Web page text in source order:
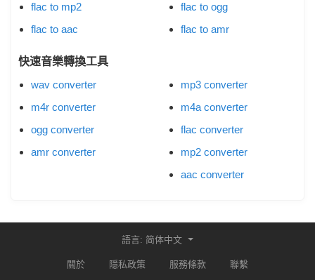
flac to mp2
flac to aac
flac to ogg
flac to amr
快速音樂轉換工具
wav converter
m4r converter
ogg converter
amr converter
mp3 converter
m4a converter
flac converter
mp2 converter
aac converter
語言: 简体中文
關於 隱私政策 服務條款 聯繫